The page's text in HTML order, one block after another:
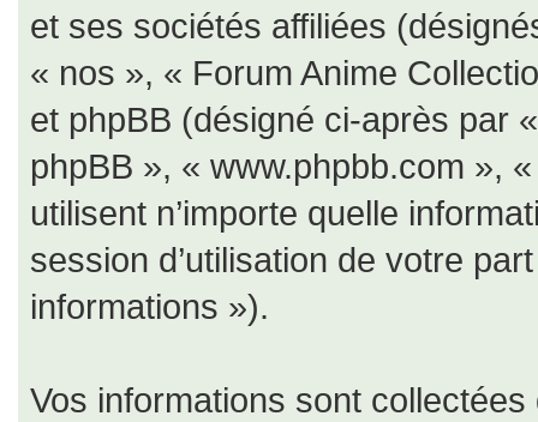
et ses sociétés affiliées
« nos », « Forum Anime
et phpBB (désigné ci-après par
phpBB », « www.phpbb.com »,
utilisent n’importe quelle
session d’utilisation de votre
informations »).
Vos informations sont